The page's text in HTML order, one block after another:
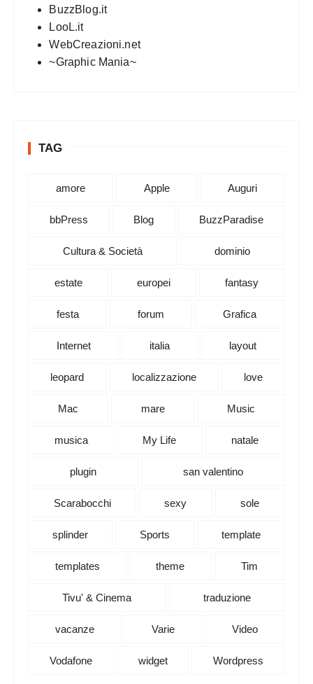
BuzzBlog.it
LooL.it
WebCreazioni.net
~Graphic Mania~
TAG
amore Apple Auguri
bbPress Blog BuzzParadise
Cultura & Società dominio
estate europei fantasy
festa forum Grafica
Internet italia layout
leopard localizzazione love
Mac mare Music
musica My Life natale
plugin san valentino
Scarabocchi sexy sole
splinder Sports template
templates theme Tim
Tivu' & Cinema traduzione
vacanze Varie Video
Vodafone widget Wordpress